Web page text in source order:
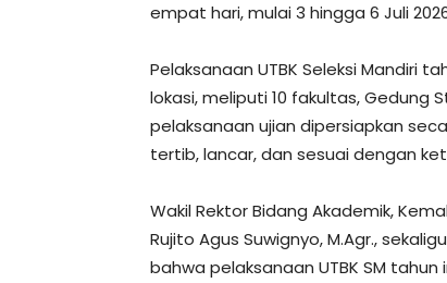
empat hari, mulai 3 hingga 6 Juli
Pelaksanaan UTBK Seleksi Mandiri
lokasi, meliputi 10 fakultas, Gedung
pelaksanaan ujian dipersiapkan
tertib, lancar, dan sesuai dengan
Wakil Rektor Bidang Akademik,
Rujito Agus Suwignyo, M.Agr.,
bahwa pelaksanaan UTBK SM